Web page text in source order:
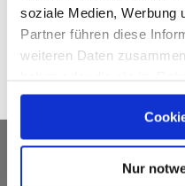
soziale Medien, Werbung
Partner führen diese
weiteren Daten
gesammelt haben.
Nur